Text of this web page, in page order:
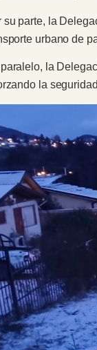
su parte, la
urbano de
la
la